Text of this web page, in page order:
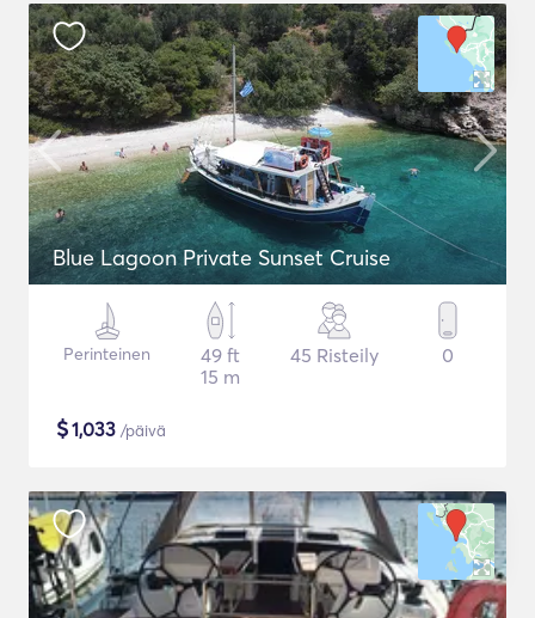
Blue Lagoon Private Sunset Cruise
Perinteinen
49 ft
15 m
45 Risteily 0
$1,033 /päivä